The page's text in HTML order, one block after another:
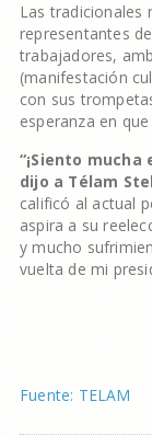
Las tradicionales
representantes
trabajadores,
(manifestación
con sus
esperanza en
“¡Siento mucha
dijo a Télam
calificó al actual
aspira a su
y mucho
vuelta de mi
Fuente: TELAM